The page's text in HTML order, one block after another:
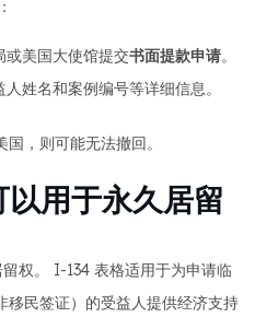
或美国大使馆提交书面提款申请。
姓名和案例编号等详细信息。
，则可能无法撤回。
用于永久居留
权。 I-134 表格适用于为申请临
移民签证）的受益人提供经济支持